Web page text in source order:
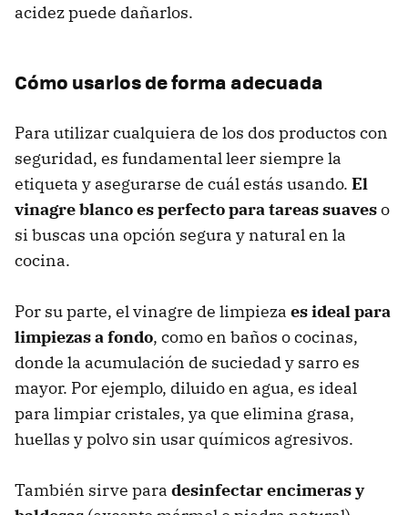
acidez puede dañarlos.
Cómo usarlos de forma adecuada
Para utilizar cualquiera de los dos productos con
seguridad, es fundamental leer siempre la
etiqueta y asegurarse de cuál estás usando. El
vinagre blanco es perfecto para tareas suaveso
si buscas una opción segura y natural en la
cocina.
Por su parte, el vinagre de limpieza es ideal para
limpiezas a fondo, como en baños o cocinas,
donde la acumulación de suciedad y sarro es
mayor. Por ejemplo, diluido en agua, es ideal
para limpiar cristales, ya que elimina grasa,
huellas y polvo sin usar químicos agresivos.
También sirve para desinfectar encimeras y